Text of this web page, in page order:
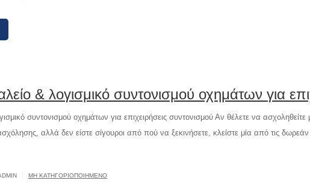
& λογισμικό συντονισμού οχημάτων για
συντονισμού οχημάτων για επιχειρήσεις συντονισμού Αν θέλετε να
αλλά δεν είστε σίγουροι από πού να ξεκινήσετε, κλείστε μία από τις
ΜΗ ΚΑΤΗΓΟΡΙΟΠΟΙΗΜΈΝΟ